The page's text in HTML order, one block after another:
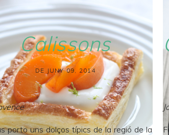
Calissons
DE JUNY 09, 2014
porto uns dolços típics de la regió de la